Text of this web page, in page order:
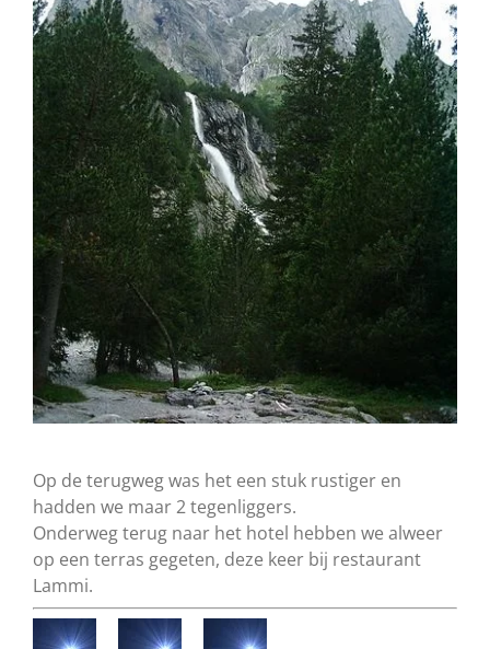
Op de terugweg was het een stuk rustiger en
hadden we maar 2 tegenliggers.
Onderweg terug naar het hotel hebben we alweer
op een terras gegeten, deze keer bij restaurant
Lammi.